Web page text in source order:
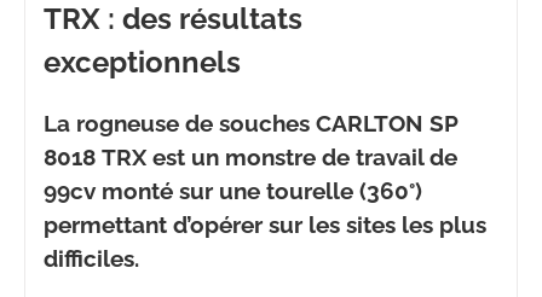
TRX : des résultats
exceptionnels
La rogneuse de souches CARLTON SP
8018 TRX est un monstre de travail de
99cv monté sur une tourelle (360°)
permettant d’opérer sur les sites les plus
difficiles.